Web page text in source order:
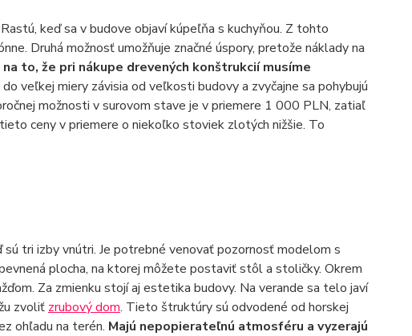
keď sa v budove objaví kúpeľňa s kuchyňou. Z tohto
Druhá možnosť umožňuje značné úspory, pretože náklady na
to, že pri nákupe drevených konštrukcií musíme
do veľkej miery závisia od veľkosti budovy a zvyčajne sa pohybujú
možnosti v surovom stave je v priemere 1 000 PLN, zatiaľ
ceny v priemere o niekoľko stoviek zlotých nižšie. To
tri izby vnútri. Je potrebné venovať pozornosť modelom s
plocha, na ktorej môžete postaviť stôl a stoličky. Okrem
Za zmienku stojí aj estetika budovy. Na verande sa telo javí
zvoliť zrubový dom. Tieto štruktúry sú odvodené od horskej
ohľadu na terén. Majú nepopierateľnú atmosféru a vyzerajú